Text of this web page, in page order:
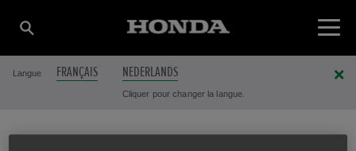
Langue FRANÇAIS NEDERLANDS
Cliquer pour changer la langue.